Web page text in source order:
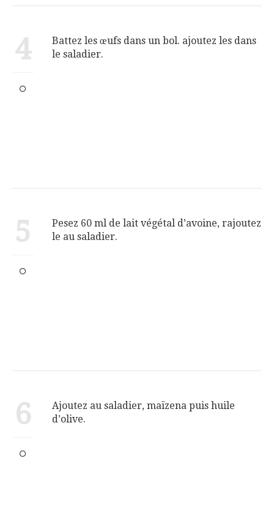
4
Battez les œufs dans un bol. ajoutez les dans
le saladier.
5
Pesez 60 ml de lait végétal d’avoine, rajoutez
le au saladier.
6
Ajoutez au saladier, maïzena puis huile
d’olive.